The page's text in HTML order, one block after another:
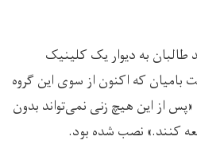
به دیوار یک کلینیک
که اکنون از سوی این گروه
از این هیچ زنی نمی‌تواند بدون
کنند.» نصب شده بود.